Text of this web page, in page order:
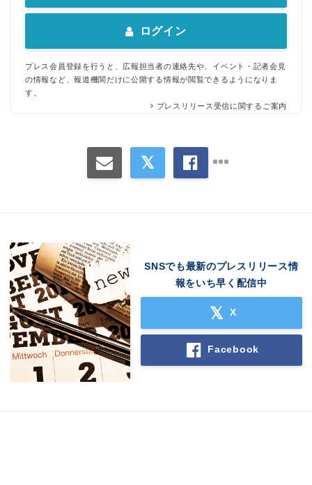
ログイン
プレス会員登録を行うと、広報担当者の連絡先や、イベント・記者会見
の情報など、報道機関だけに公開する情報が閲覧できるようになりま
す。
プレスリリース受信に関するご案内
SNSでも最新のプレスリリース情
報をいち早く配信中
X
Facebook